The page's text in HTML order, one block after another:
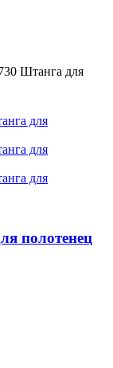
Штанга для
полотенец